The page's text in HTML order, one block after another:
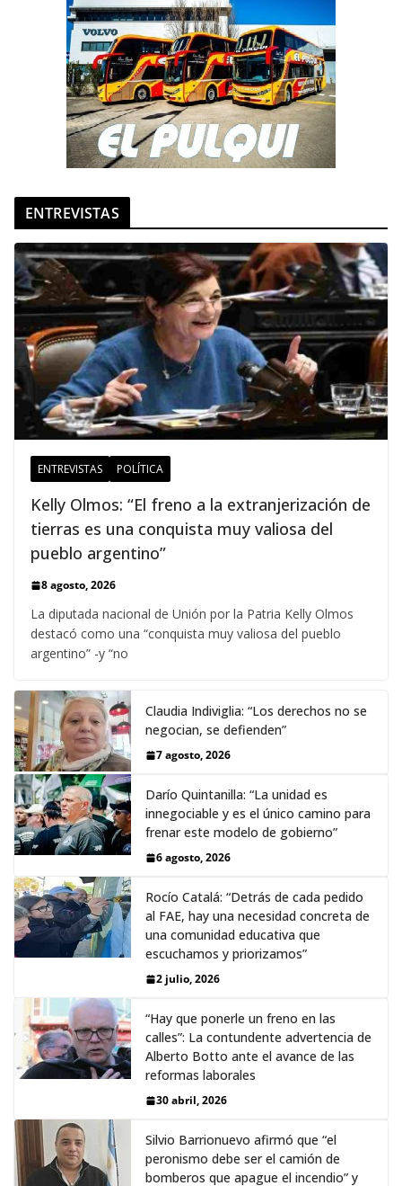
ENTREVISTAS
ENTREVISTAS POLÍTICA
Kelly Olmos: “El freno a la extranjerización de
tierras es una conquista muy valiosa del
pueblo argentino”
8 agosto, 2026
La diputada nacional de Unión por la Patria Kelly Olmos
destacó como una “conquista muy valiosa del pueblo
argentino” -y “no
Claudia Indiviglia: “Los derechos no se
negocian, se defienden”
7 agosto, 2026
Darío Quintanilla: “La unidad es
innegociable y es el único camino para
frenar este modelo de gobierno”
6 agosto, 2026
Rocío Catalá: “Detrás de cada pedido
al FAE, hay una necesidad concreta de
una comunidad educativa que
escuchamos y priorizamos”
2 julio, 2026
“Hay que ponerle un freno en las
calles”: La contundente advertencia de
Alberto Botto ante el avance de las
reformas laborales
30 abril, 2026
Silvio Barrionuevo afirmó que “el
peronismo debe ser el camión de
bomberos que apague el incendio” y